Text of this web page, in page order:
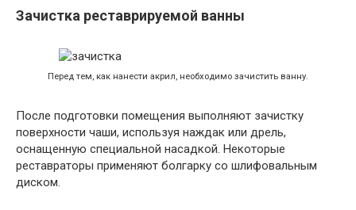
Зачистка реставрируемой ванны
Перед тем, как нанести акрил, необходимо зачистить ванну.
После подготовки помещения выполняют зачистку
поверхности чаши, используя наждак или дрель,
оснащенную специальной насадкой. Некоторые
реставраторы применяют болгарку со шлифовальным
диском.